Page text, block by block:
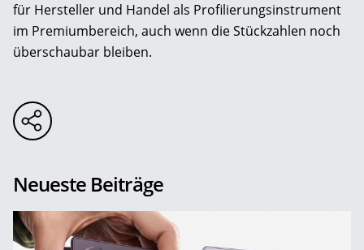
für Hersteller und Handel als Profilierungsinstrument
im Premiumbereich, auch wenn die Stückzahlen noch
überschaubar bleiben.
Neueste Beiträge